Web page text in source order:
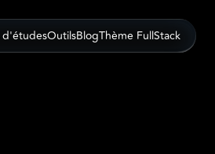
d'étudesOutilsBlogThème FullStack